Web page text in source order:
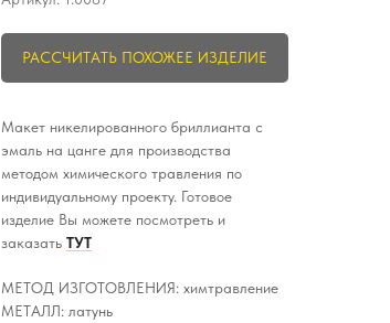
РАССЧИТАТЬ ПОХОЖЕЕ ИЗДЕЛИЕ
Макет никелированного бриллианта с
эмаль на цанге для производства
методом химического травления по
индивидуальному проекту. Готовое
изделие Вы можете посмотреть и
заказать ТУТ
МЕТОД ИЗГОТОВЛЕНИЯ: химтравление
МЕТАЛЛ: латунь